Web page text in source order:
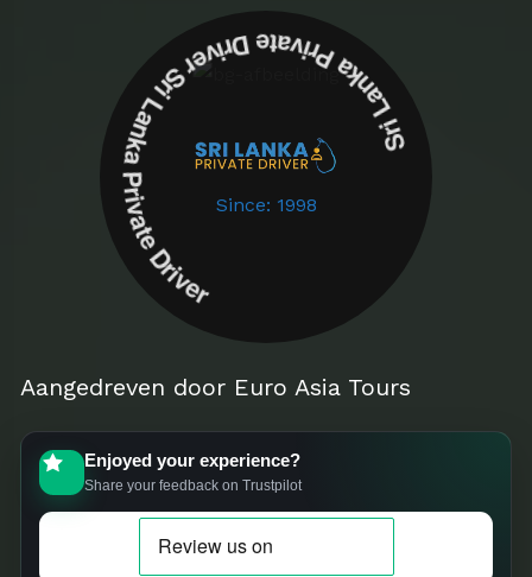
Since: 1998
Sri Lanka Private Driver Sri Lanka Private Driver
Aangedreven door Euro Asia Tours
Enjoyed your experience?
Share your feedback on Trustpilot